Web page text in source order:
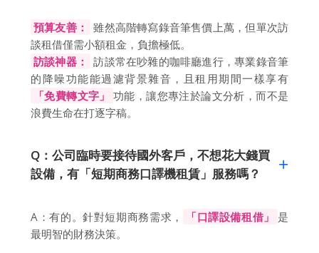
預算友善：
雖然高階轉寫錄音筆售價上萬，但單次訪
談租借僅需小額租金，負擔極低。
訪談神器：
訪談常在吵雜的咖啡廳進行，專業錄音筆
的降噪功能能過濾背景雜音，且租用期間一樣享有
「免費轉文字」
功能，讓您專注於論文分析，而不是
浪費生命在打逐字稿。
Q：公司臨時要接待國外客戶，不想花大錢買
設備，有「短期商務口譯機租賃」服務嗎？
A：有的。針對短期商務需求， 「口譯設備租借」
是
最明智的財務決策。